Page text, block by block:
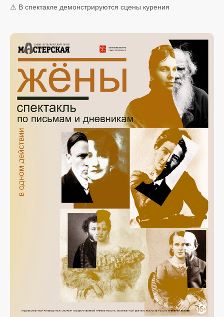
⚠ В спектакле демонстрируются сцены курения